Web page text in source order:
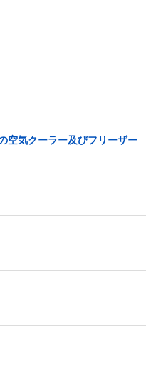
空気クーラー及びフリーザー